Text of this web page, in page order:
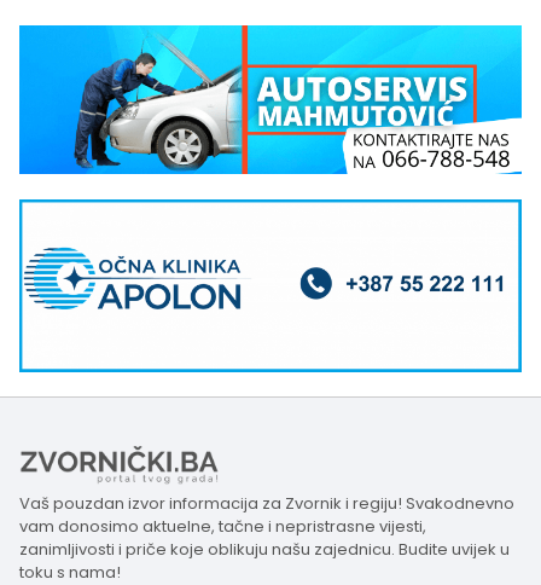
Vaš pouzdan izvor informacija za Zvornik i regiju! Svakodnevno
vam donosimo aktuelne, tačne i nepristrasne vijesti,
zanimljivosti i priče koje oblikuju našu zajednicu. Budite uvijek u
toku s nama!